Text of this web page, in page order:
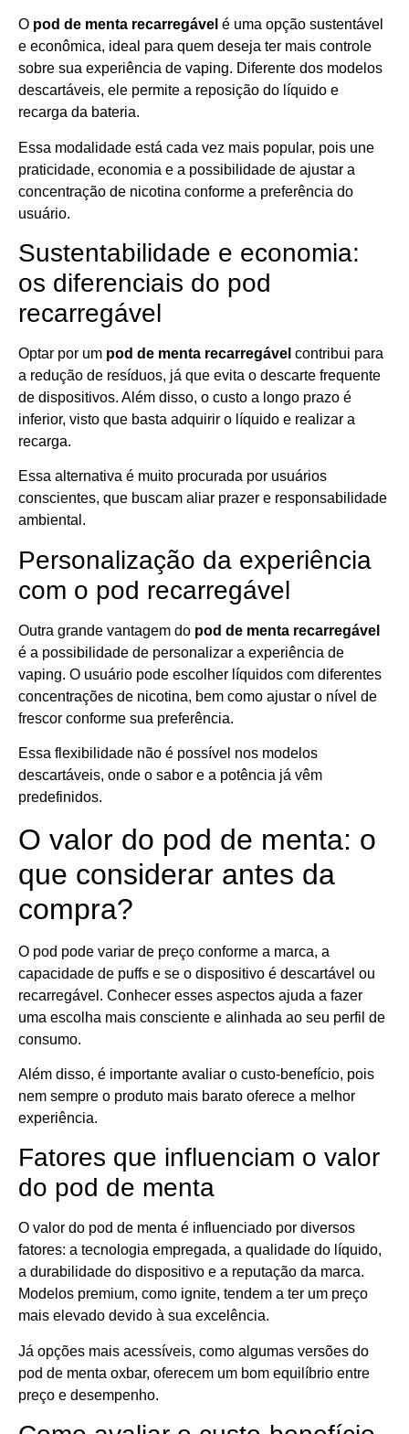
O pod de menta recarregável é uma opção sustentável
e econômica, ideal para quem deseja ter mais controle
sobre sua experiência de vaping. Diferente dos modelos
descartáveis, ele permite a reposição do líquido e
recarga da bateria.
Essa modalidade está cada vez mais popular, pois une
praticidade, economia e a possibilidade de ajustar a
concentração de nicotina conforme a preferência do
usuário.
Sustentabilidade e economia:
os diferenciais do pod
recarregável
Optar por um pod de menta recarregável contribui para
a redução de resíduos, já que evita o descarte frequente
de dispositivos. Além disso, o custo a longo prazo é
inferior, visto que basta adquirir o líquido e realizar a
recarga.
Essa alternativa é muito procurada por usuários
conscientes, que buscam aliar prazer e responsabilidade
ambiental.
Personalização da experiência
com o pod recarregável
Outra grande vantagem do pod de menta recarregável
é a possibilidade de personalizar a experiência de
vaping. O usuário pode escolher líquidos com diferentes
concentrações de nicotina, bem como ajustar o nível de
frescor conforme sua preferência.
Essa flexibilidade não é possível nos modelos
descartáveis, onde o sabor e a potência já vêm
predefinidos.
O valor do pod de menta: o
que considerar antes da
compra?
O pod pode variar de preço conforme a marca, a
capacidade de puffs e se o dispositivo é descartável ou
recarregável. Conhecer esses aspectos ajuda a fazer
uma escolha mais consciente e alinhada ao seu perfil de
consumo.
Além disso, é importante avaliar o custo-benefício, pois
nem sempre o produto mais barato oferece a melhor
experiência.
Fatores que influenciam o valor
do pod de menta
O valor do pod de menta é influenciado por diversos
fatores: a tecnologia empregada, a qualidade do líquido,
a durabilidade do dispositivo e a reputação da marca.
Modelos premium, como ignite, tendem a ter um preço
mais elevado devido à sua excelência.
Já opções mais acessíveis, como algumas versões do
pod de menta oxbar, oferecem um bom equilíbrio entre
preço e desempenho.